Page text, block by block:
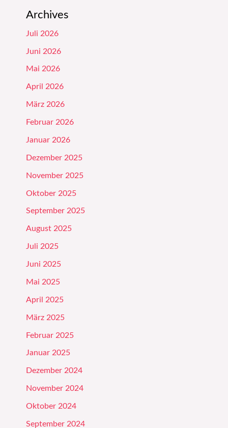
Archives
Juli 2026
Juni 2026
Mai 2026
April 2026
März 2026
Februar 2026
Januar 2026
Dezember 2025
November 2025
Oktober 2025
September 2025
August 2025
Juli 2025
Juni 2025
Mai 2025
April 2025
März 2025
Februar 2025
Januar 2025
Dezember 2024
November 2024
Oktober 2024
September 2024